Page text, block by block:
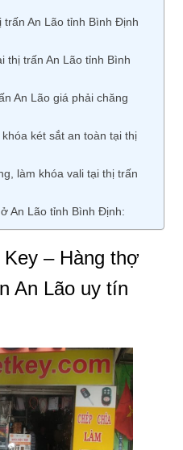
An Lão tỉnh Bình Định
thị trấn An Lão tỉnh Bình
An Lão giá phải chăng
két sắt an toàn tại thị
làm khóa vali tại thị trấn
An Lão tỉnh Bình Định:
– Hàng thợ
An Lão uy tín